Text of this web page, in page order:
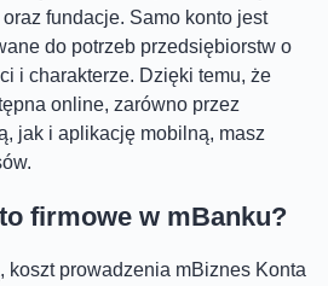
fundacje. Samo konto jest
do potrzeb przedsiębiorstw o
i charakterze. Dzięki temu, że
online, zarówno przez
jak i aplikację mobilną, masz
firmowe w mBanku?
koszt prowadzenia mBiznes Konta